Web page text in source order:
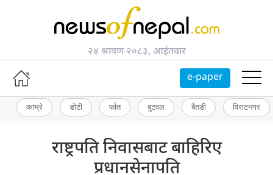
२४ श्रावण २०८३, आईतवार
e-paper
काभ्रे डोटी पर्वत बुटवल बैतडी विराटनगर
राष्ट्रपति निवासबाट बाहिरिए
प्रधानसेनापति